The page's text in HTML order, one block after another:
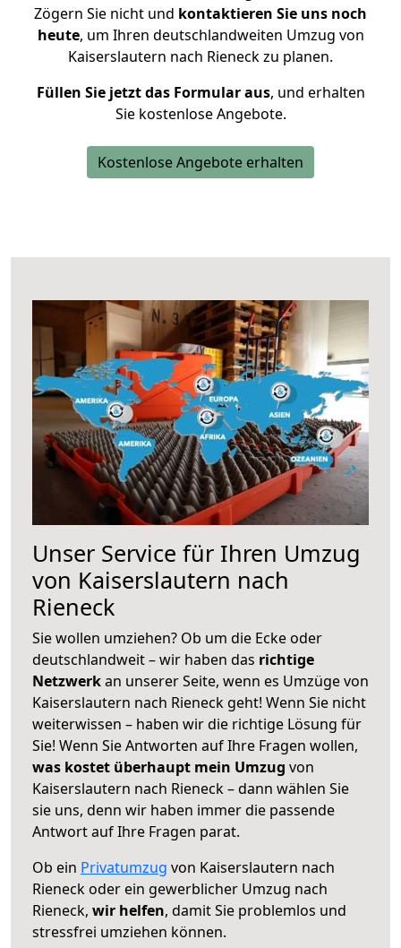
Zögern Sie nicht und kontaktieren Sie uns noch
heute, um Ihren deutschlandweiten Umzug von
Kaiserslautern nach Rieneck zu planen.
Füllen Sie jetzt das Formular aus, und erhalten
Sie kostenlose Angebote.
Kostenlose Angebote erhalten
Unser Service für Ihren Umzug
von Kaiserslautern nach
Rieneck
Sie wollen umziehen? Ob um die Ecke oder
deutschlandweit – wir haben das richtige
Netzwerkan unserer Seite, wenn es Umzüge von
Kaiserslautern nach Rieneck geht! Wenn Sie nicht
weiterwissen – haben wir die richtige Lösung für
Sie! Wenn Sie Antworten auf Ihre Fragen wollen,
was kostet überhaupt mein Umzug von
Kaiserslautern nach Rieneck – dann wählen Sie
sie uns, denn wir haben immer die passende
Antwort auf Ihre Fragen parat.
Ob ein Privatumzug von Kaiserslautern nach
Rieneck oder ein gewerblicher Umzug nach
Rieneck, wir helfen, damit Sie problemlos und
stressfrei umziehen können.